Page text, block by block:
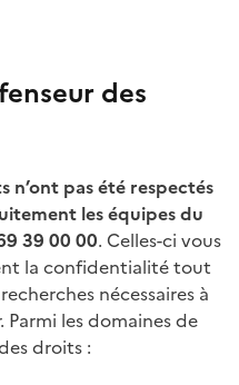
des
n’ont pas été respectés
les équipes du
39 00 00. Celles-ci vous
la confidentialité tout
nécessaires à
les domaines de
droits :